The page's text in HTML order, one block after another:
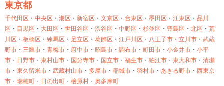
東京都
千代田区 ・ 中央区 ・ 港区 ・ 新宿区 ・ 文京区 ・ 台東区 ・ 墨田区 ・ 江東区 ・ 品川
区 ・ 目黒区 ・ 大田区 ・ 世田谷区 ・ 渋谷区 ・ 中野区 ・ 杉並区 ・ 豊島区 ・ 北区 ・ 荒
川区 ・ 板橋区 ・ 練馬区 ・ 足立区 ・ 葛飾区 ・ 江戸川区 ・ 八王子市 ・ 立川市 ・ 武蔵
野市 ・ 三鷹市 ・ 青梅市 ・ 府中市 ・ 昭島市 ・ 調布市 ・ 町田市 ・ 小金井市 ・ 小平
市 ・ 日野市 ・ 東村山市 ・ 国分寺市 ・ 国立市 ・ 福生市 ・ 狛江市 ・ 東大和市 ・ 清瀬
市 ・ 東久留米市 ・ 武蔵村山市 ・ 多摩市 ・ 稲城市 ・ 羽村市 ・ あきる野市 ・ 西東京
市 ・ 瑞穂町 ・ 日の出町 ・ 檜原村 ・ 奥多摩町